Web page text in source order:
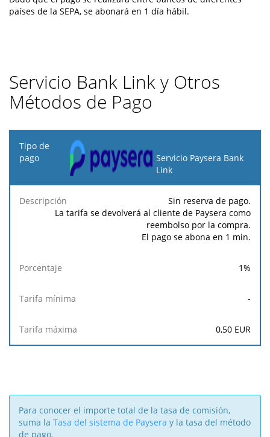
países de la SEPA, se abonará en 1 día hábil.
Servicio Bank Link y Otros
Métodos de Pago
Tipo
de
Descripción
Tarifa
mínima
Tarifa
máxima
Servicio Paysera Bank
Link
Sin reserva de pago.
La tarifa se devolverá al cliente de Paysera como
reembolso por la compra.
El pago se abona en 1 min.
1%
-
0,50 EUR
Para conocer el importe total de la tasa de comisión,
suma la Tasa del sistema de Paysera y la tasa del método
de pago.